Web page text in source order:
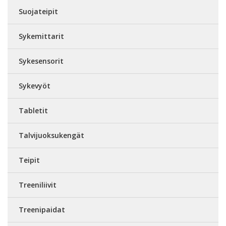
Suojateipit
Sykemittarit
Sykesensorit
Sykevyöt
Tabletit
Talvijuoksukengät
Teipit
Treeniliivit
Treenipaidat